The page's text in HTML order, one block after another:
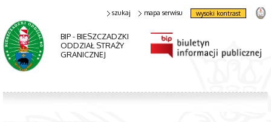
BIP - BIESZCZADZKI
ODDZIAŁ STRAŻY
GRANICZNEJ
szukaj mapa serwisu wysoki kontrast